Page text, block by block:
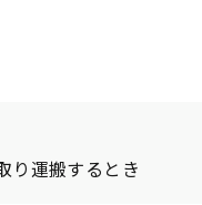
り運搬するとき